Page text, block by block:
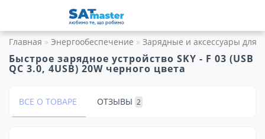
Главная Энергообеспечение Зарядные и аксессуары для
Быстрое зарядное устройство SKY - F 03 (USB
QC 3.0, 4USB) 20W черного цвета
ВСЕ О ТОВАРЕ ОТЗЫВЫ 2